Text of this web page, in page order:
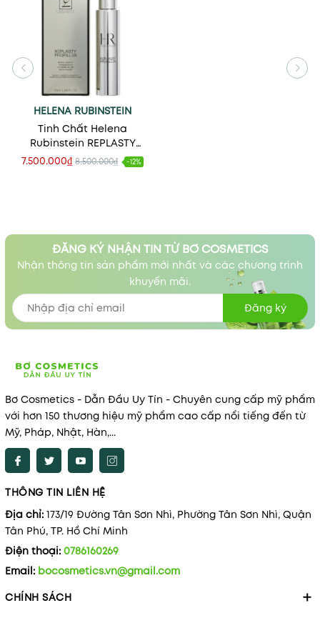
HELENA RUBINSTEIN
Tinh Chất Helena
Rubinstein REPLASTY
PROFILLER Wrinkle
Corrector Intensive Serum
7.500.000₫ 8.500.000₫ -12%
ĐĂNG KÝ NHẬN TIN TỪ BƠ COSMETICS
Nhận thông tin sản phẩm mới nhất và các chương trình
khuyến mãi.
Đăng ký
Bơ Cosmetics - Dẫn Đầu Uy Tín - Chuyên cung cấp mỹ phẩm
với hơn 150 thương hiệu mỹ phẩm cao cấp nổi tiếng đến từ
Mỹ, Pháp, Nhật, Hàn,...
THÔNG TIN LIÊN HỆ
Địa chỉ: 173/19 Đường Tân Sơn Nhì, Phường Tân Sơn Nhì, Quận
Tân Phú, TP. Hồ Chí Minh
Điện thoại: 0786160269
Email: bocosmetics.vn@gmail.com
CHÍNH SÁCH